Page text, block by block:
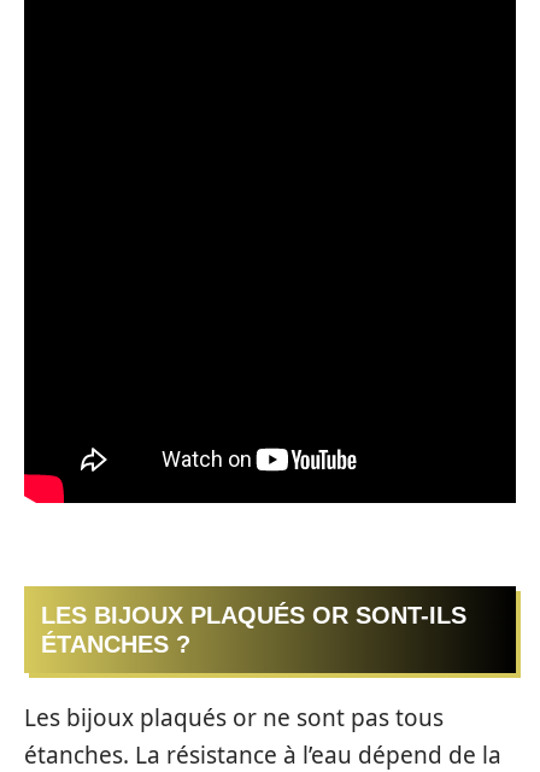
LES BIJOUX PLAQUÉS OR SONT-ILS
ÉTANCHES ?
Les bijoux plaqués or ne sont pas tous
étanches. La résistance à l’eau dépend de la